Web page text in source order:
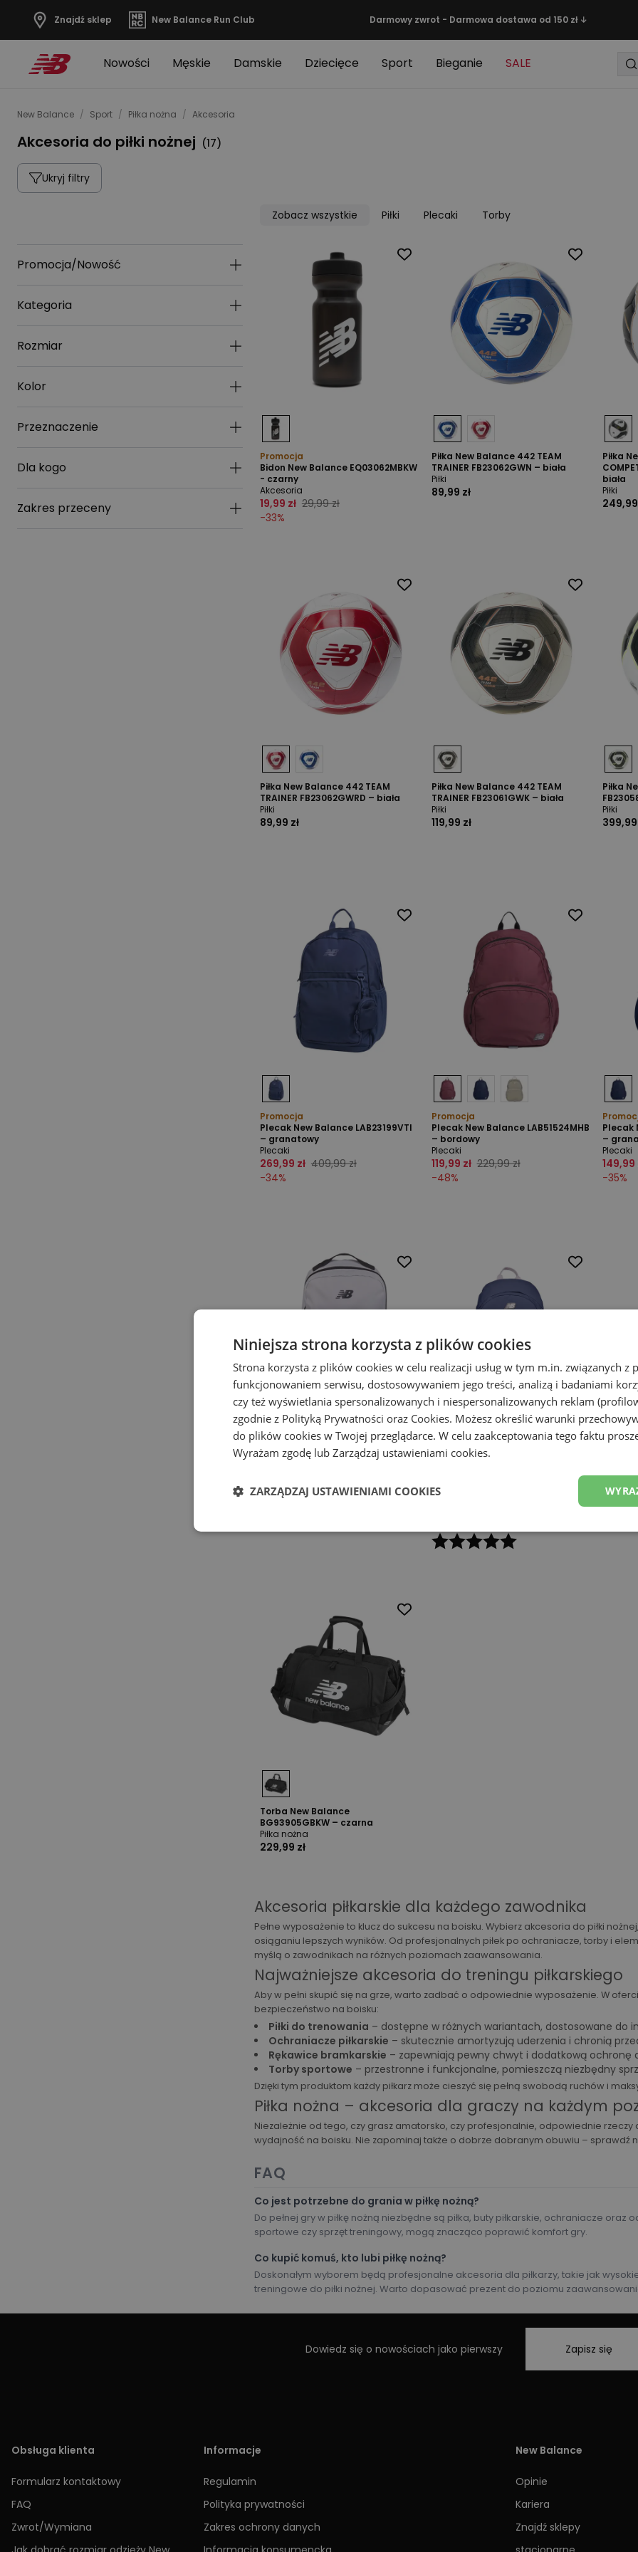
Znajdź sklep New Balance Run Club Darmowy zwrot - Darmowa dostawa od 150 zł ↓
Nowości Męskie Damskie Dziecięce Sport Bieganie SALE
New Balance / Sport / Piłka nożna / Akcesoria
Akcesoria do piłki nożnej (17)
Ukryj filtry
Promocja/Nowość
Kategoria
Rozmiar
Kolor
Przeznaczenie
Dla kogo
Zakres przeceny
Zobacz wszystkie Piłki Plecaki Torby
Promocja
Bidon New Balance EQ03062MBKW
- czarny
Akcesoria
19,99 zł 29,99 zł
-33%
Piłka New Balance 442 TEAM
TRAINER FB23062GWN – biała
Piłki
89,99 zł
Piłka
biała
Piłki
249,99
Piłka New Balance 442 TEAM
TRAINER FB23062GWRD – biała
Piłki
89,99 zł
Piłka New Balance 442 TEAM
TRAINER FB23061GWK – biała
Piłki
119,99 zł
Piłka
Piłki
399,99
Promocja
Plecak New Balance LAB23199VTI
– granatowy
Plecaki
269,99 zł 409,99 zł
-34%
Promocja
Plecak New Balance LAB51524MHB
– bordowy
Plecaki
119,99 zł 229,99 zł
-48%
Plecak
–
Plecaki
149,99
-35%
Promocja
– biały
Plecaki
Plecak New Balance LAB51523VTI
– niebieski
Plecaki
Plecak
–
Plecaki
99,99
Torba New Balance
BG93905GBKW – czarna
Piłka nożna
229,99 zł
Akcesoria piłkarskie dla każdego zawodnika
Pełne wyposażenie to klucz do sukcesu na boisku. Wybierz akcesoria do piłki
osiąganiu lepszych wyników. Od profesjonalnych piłek po ochraniacze, torby i
myślą o zawodnikach na różnych poziomach zaawansowania.
Najważniejsze akcesoria do treningu piłkarskiego
Aby w pełni skupić się na grze, warto zadbać o odpowiednie wyposażenie. W
bezpieczeństwo na boisku:
Piłki do trenowania – dostępne w różnych wariantach, dostosowane do
Ochraniacze piłkarskie – skutecznie amortyzują uderzenia i chronią
Rękawice bramkarskie – zapewniają pewny chwyt i dodatkową ochronę
Torby sportowe – przestronne i funkcjonalne, pomieszczą niezbędny
Dzięki tym produktom każdy piłkarz może cieszyć się pełną swobodą ruchów i
Piłka nożna – akcesoria dla graczy na każdym
Niezależnie od tego, czy grasz amatorsko, czy profesjonalnie, odpowiednie
wydajność na boisku. Nie zapominaj także o dobrze dobranym obuwiu – sprawdź
FAQ
Co jest potrzebne do grania w piłkę nożną?
Do pełnej gry w piłkę nożną niezbędne są piłka, buty piłkarskie, ochraniacze
sportowe czy sprzęt treningowy, mogą znacząco poprawić komfort gry.
Co kupić komuś, kto lubi piłkę nożną?
Doskonałym wyborem będą profesjonalne akcesoria dla piłkarzy, takie jak
treningowe do piłki nożnej. Warto dopasować prezent do poziomu
Dowiedz się o nowościach jako pierwszy Zapisz się
Obsługa klienta
Formularz kontaktowy
FAQ
Zwrot/Wymiana
Informacje
Regulamin
Polityka prywatności
Zakres ochrony danych
New Balance
Opinie
Kariera
Znajdź sklepy
Niniejsza strona korzysta z plików cookies
Strona korzysta z plików cookies w celu realizacji usług w tym m.in. związanych z
funkcjonowaniem serwisu, dostosowywaniem jego treści, analizą i badaniami
czy też wyświetlania spersonalizowanych i niespersonalizowanych reklam
zgodnie z Polityką Prywatności oraz Cookies. Możesz określić warunki
do plików cookies w Twojej przeglądarce. W celu zaakceptowania tego faktu
Wyrażam zgodę lub Zarządzaj ustawieniami cookies.
ZARZĄDZAJ USTAWIENIAMI COOKIES